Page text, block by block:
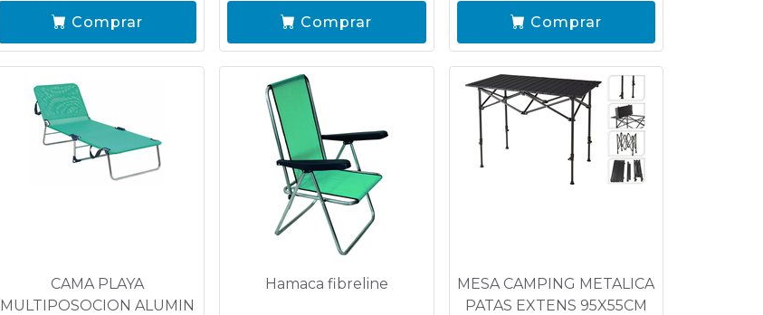
Comprar Comprar Comprar
CAMA PLAYA
MULTIPOSOCION ALUMIN
Hamaca fibreline
MESA CAMPING METALICA
PATAS EXTENS 95X55CM